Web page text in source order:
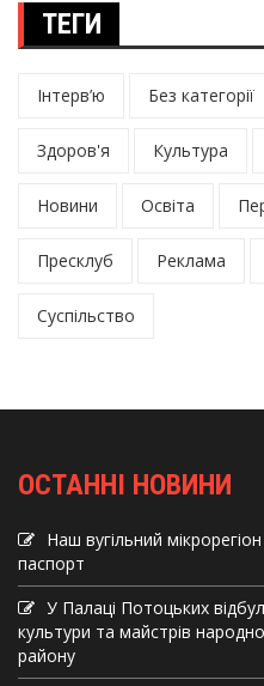
ТЕГИ
Інтерв’ю Без категорії
Здоров'я Культура
Новини Освіта
Пресклуб Реклама
Суспільство
ОСТАННІ НОВИНИ
Наш вугільний
паспорт
У Палаці Потоцьких
культури та майстрів
району